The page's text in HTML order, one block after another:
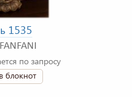
1535
по запросу
блокнот